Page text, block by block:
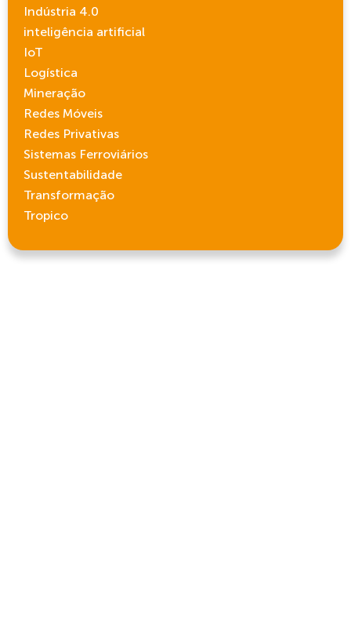
Indústria 4.0
inteligência artificial
IoT
Logística
Mineração
Redes Móveis
Redes Privativas
Sistemas Ferroviários
Sustentabilidade
Transformação
Tropico